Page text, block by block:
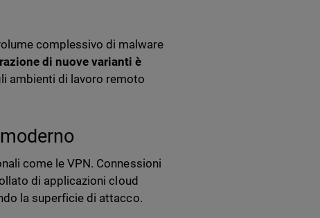
complessivo di malware
di nuove varianti è
ambienti di lavoro remoto
come le VPN. Connessioni
di applicazioni cloud
la superficie di attacco.